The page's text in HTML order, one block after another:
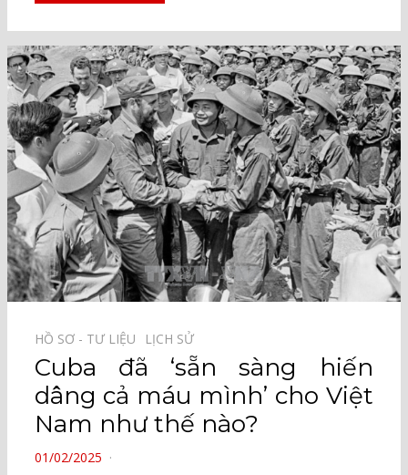
HỒ SƠ - TƯ LIỆU⠀ LỊCH SỬ⠀
Cuba đã ‘sẵn sàng hiến
dâng cả máu mình’ cho Việt
Nam như thế nào?
POSTED
01/02/2025